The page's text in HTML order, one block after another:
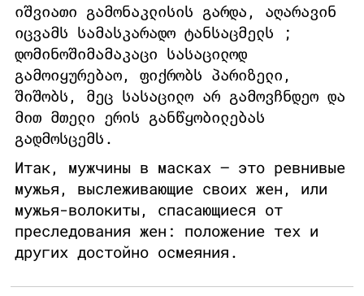
იშვიათი გამონაკლისის გარდა, აღარავინ
იცვამს სამასკარადო ტანსაცმელს ;
დომინოშიმამაკაცი სასაცილოდ
გამოიყურებაო, ფიქრობს პარიზელი,
შიშობს, მეც სასაცილო არ გამოვჩნდეო და
მით მთელი ერის განწყობილებას
გადმოსცემს.
Итак, мужчины в масках – это ревнивые
мужья, выслеживающие своих жен, или
мужья-волокиты, спасающиеся от
преследования жен: положение тех и
других достойно осмеяния.